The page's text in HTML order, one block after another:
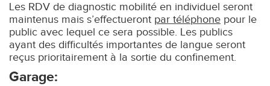
Les RDV de diagnostic mobilité en individuel seront
maintenus mais s’effectueront par téléphone pour le
public avec lequel ce sera possible. Les publics
ayant des difficultés importantes de langue seront
reçus prioritairement à la sortie du confinement.
Garage: